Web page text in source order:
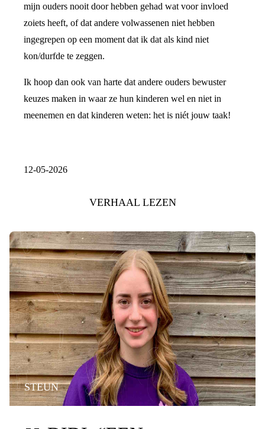
mijn ouders nooit door hebben gehad wat voor invloed
zoiets heeft, of dat andere volwassenen niet hebben
ingegrepen op een moment dat ik dat als kind niet
kon/durfde te zeggen.
Ik hoop dan ook van harte dat andere ouders bewuster
keuzes maken in waar ze hun kinderen wel en niet in
meenemen en dat kinderen weten: het is niét jouw taak!
12-05-2026
VERHAAL LEZEN
STEUN